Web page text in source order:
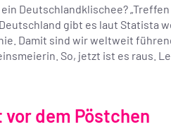
Deutschlandklischee?
gibt es laut Statista
Damit sind wir weltweit
So, jetzt ist es raus.
vor dem Pöstchen